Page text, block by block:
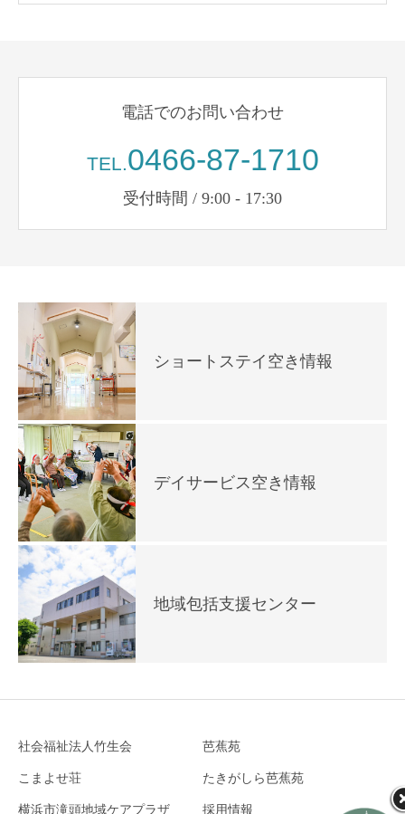
電話でのお問い合わせ
TEL.0466-87-1710
受付時間 / 9:00 - 17:30
ショートステイ空き情報
デイサービス空き情報
地域包括支援センター
社会福祉法人竹生会 芭蕉苑
こまよせ荘 たきがしら芭蕉苑
横浜市滝頭地域ケアプラザ 採用情報